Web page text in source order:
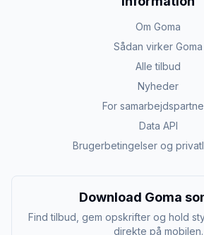
Om Goma
Sådan virker Goma
Alle tilbud
Nyheder
For
Data API
Brugerbetingelser og
Download Goma
Find tilbud, gem opskrifter og hold
direkte på mobilen.